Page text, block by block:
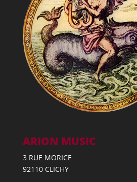
ARION MUSIC
3 RUE MORICE
92110 CLICHY